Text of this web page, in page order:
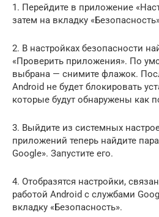
1. Перейдите в приложение
затем на вкладку
2. В настройках безопасности
«Проверить приложения». По
выбрана — снимите флажок.
Android не будет блокировать
которые будут обнаружены как
3. Выйдите из системных
приложений теперь найдите
Google». Запустите его.
4. Отобразятся настройки,
работой Android с службами
вкладку «Безопасность».